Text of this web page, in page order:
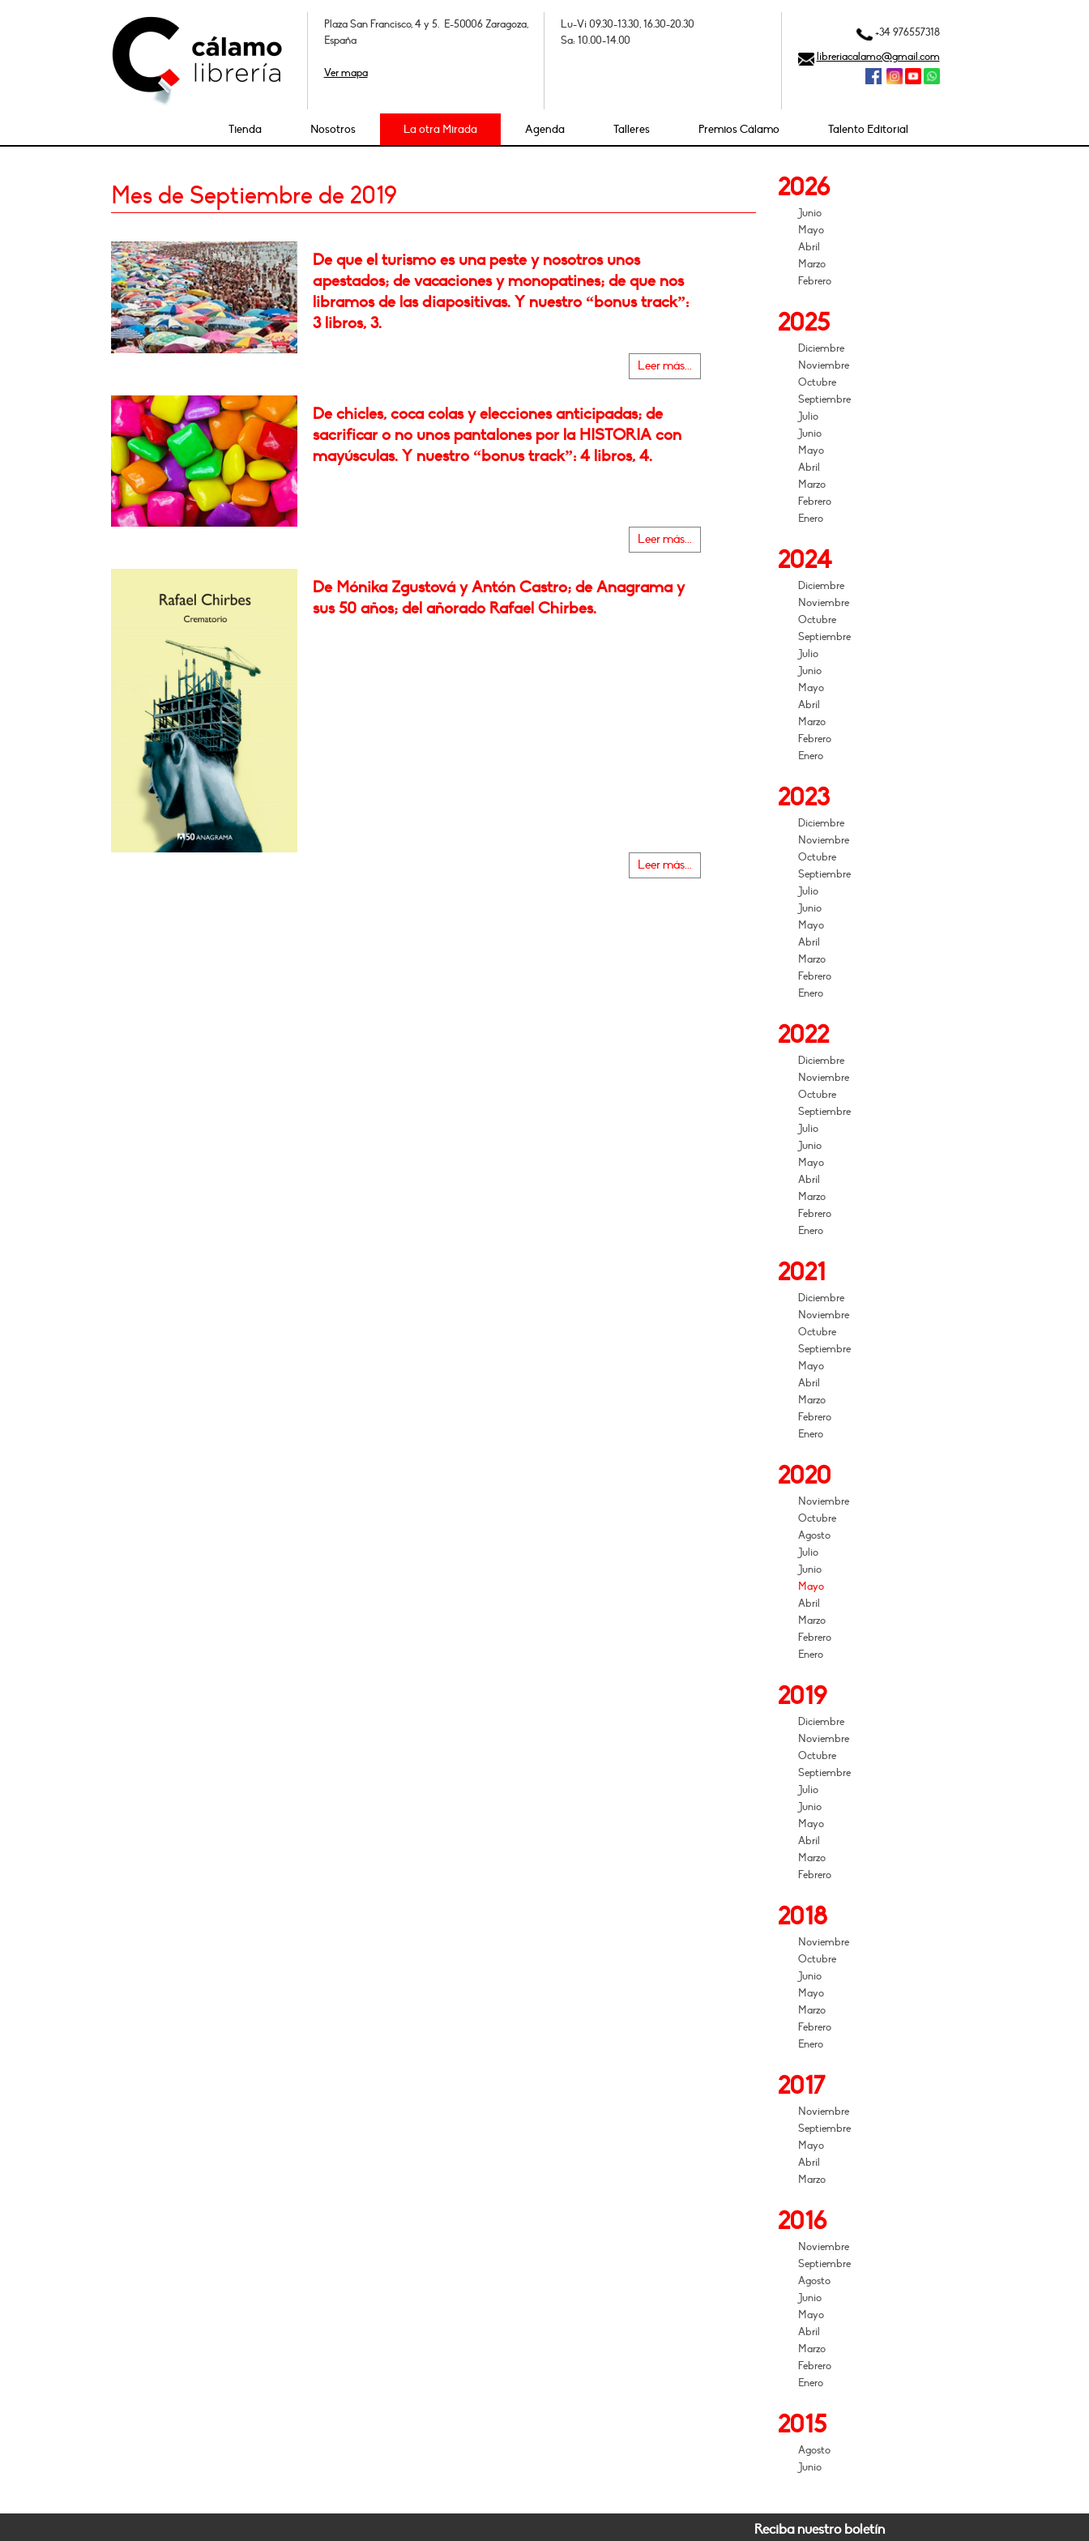
Plaza San Francisco, 4 y 5. E-50006 Zaragoza,
España
Ver mapa
Lu-Vi 09.30-13.30, 16.30-20.30
Sa: 10.00-14.00
+34 976557318
libreriacalamo@gmail.com
Tienda Nosotros La otra Mirada Agenda Talleres Premios Cálamo Talento Editorial
Mes de Septiembre de 2019
De que el turismo es una peste y nosotros unos
apestados; de vacaciones y monopatines; de que nos
libramos de las diapositivas. Y nuestro “bonus track”:
3 libros, 3.
Leer más...
De chicles, coca colas y elecciones anticipadas; de
sacrificar o no unos pantalones por la HISTORIA con
mayúsculas. Y nuestro “bonus track”: 4 libros, 4.
Leer más...
De Mónika Zgustová y Antón Castro; de Anagrama y
sus 50 años; del añorado Rafael Chirbes.
Leer más...
2026
Junio
Mayo
Abril
Marzo
Febrero
2025
Diciembre
Noviembre
Octubre
Septiembre
Julio
Junio
Mayo
Abril
Marzo
Febrero
Enero
2024
Diciembre
Noviembre
Octubre
Septiembre
Julio
Junio
Mayo
Abril
Marzo
Febrero
Enero
2023
Diciembre
Noviembre
Octubre
Septiembre
Julio
Junio
Mayo
Abril
Marzo
Febrero
Enero
2022
Diciembre
Noviembre
Octubre
Septiembre
Julio
Junio
Mayo
Abril
Marzo
Febrero
Enero
2021
Diciembre
Noviembre
Octubre
Septiembre
Mayo
Abril
Marzo
Febrero
Enero
2020
Noviembre
Octubre
Agosto
Julio
Junio
Mayo
Abril
Marzo
Febrero
Enero
2019
Diciembre
Noviembre
Octubre
Septiembre
Julio
Junio
Mayo
Abril
Marzo
Febrero
2018
Noviembre
Octubre
Junio
Mayo
Marzo
Febrero
Enero
2017
Noviembre
Septiembre
Mayo
Abril
Marzo
2016
Noviembre
Septiembre
Agosto
Junio
Mayo
Abril
Marzo
Febrero
Enero
2015
Agosto
Junio
Reciba nuestro boletín